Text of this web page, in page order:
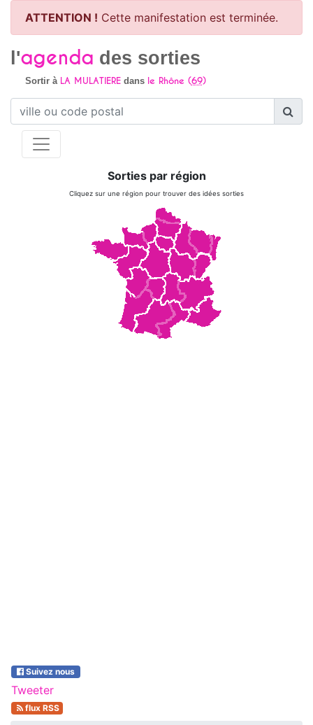
ATTENTION ! Cette manifestation est terminée.
l'agenda des sorties
Sortir à LA MULATIEREdans le Rhône (69)
Sorties par région
Cliquez sur une région pour trouver des idées sorties
Suivez nous
Tweeter
flux RSS